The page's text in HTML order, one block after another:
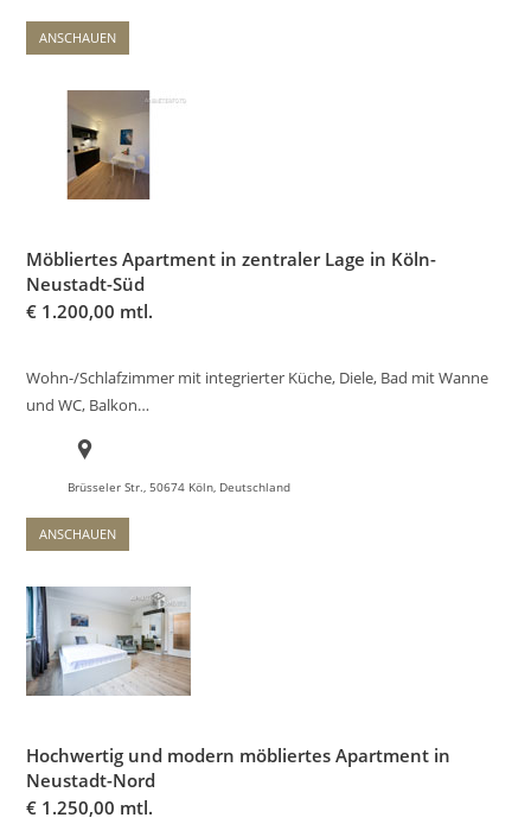
ANSCHAUEN
Möbliertes Apartment in zentraler Lage in Köln-
Neustadt-Süd
€ 1.200,00 mtl.
Wohn-/Schlafzimmer mit integrierter Küche, Diele, Bad mit Wanne
und WC, Balkon…
Brüsseler Str., 50674 Köln, Deutschland
ANSCHAUEN
Hochwertig und modern möbliertes Apartment in
Neustadt-Nord
€ 1.250,00 mtl.